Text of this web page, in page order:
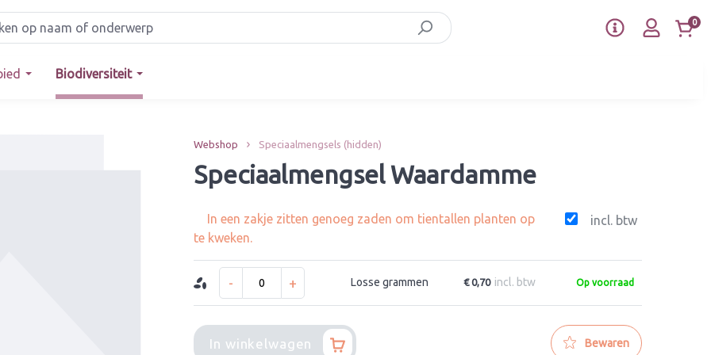
0
Biodiversiteit
Webshop Speciaalmengsels (hidden)
Speciaalmengsel Waardamme
In een zakje zitten genoeg zaden om tientallen planten op
te kweken.
incl. btw
- + Losse grammen € 0,70 incl. btw Op voorraad
In winkelwagen Bewaren